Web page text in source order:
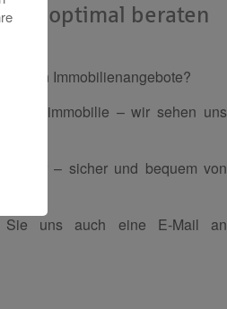
optimal beraten
Immobilienangebote?
– wir sehen uns
– sicher und bequem von
Sie uns auch eine E-Mail an